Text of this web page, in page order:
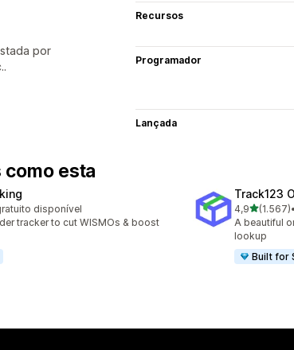
por
Recursos
Programador
Lançada
esta
disponível
tracker to cut WISMOs & boost
Track123
4,9de 5(1.567)
1567 total •
A beautiful
lookup
Built for